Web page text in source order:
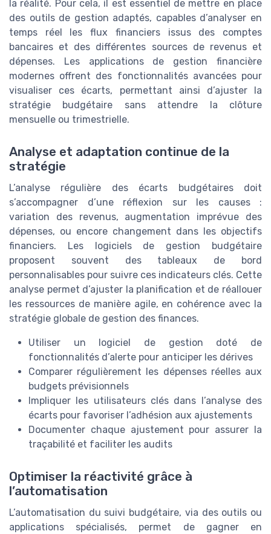
la réalité. Pour cela, il est essentiel de mettre en place
des outils de gestion adaptés, capables d’analyser en
temps réel les flux financiers issus des comptes
bancaires et des différentes sources de revenus et
dépenses. Les applications de gestion financière
modernes offrent des fonctionnalités avancées pour
visualiser ces écarts, permettant ainsi d’ajuster la
stratégie budgétaire sans attendre la clôture
mensuelle ou trimestrielle.
Analyse et adaptation continue de la
stratégie
L’analyse régulière des écarts budgétaires doit
s’accompagner d’une réflexion sur les causes :
variation des revenus, augmentation imprévue des
dépenses, ou encore changement dans les objectifs
financiers. Les logiciels de gestion budgétaire
proposent souvent des tableaux de bord
personnalisables pour suivre ces indicateurs clés. Cette
analyse permet d’ajuster la planification et de réallouer
les ressources de manière agile, en cohérence avec la
stratégie globale de gestion des finances.
Utiliser un logiciel de gestion doté de
fonctionnalités d’alerte pour anticiper les dérives
Comparer régulièrement les dépenses réelles aux
budgets prévisionnels
Impliquer les utilisateurs clés dans l’analyse des
écarts pour favoriser l’adhésion aux ajustements
Documenter chaque ajustement pour assurer la
traçabilité et faciliter les audits
Optimiser la réactivité grâce à
l’automatisation
L’automatisation du suivi budgétaire, via des outils ou
applications spécialisés, permet de gagner en